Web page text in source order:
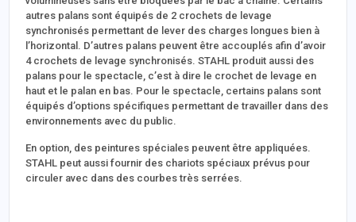
autres palans sont équipés de 2 crochets de levage
synchronisés permettant de lever des charges longues bien à
l’horizontal. D’autres palans peuvent être accouplés afin d’avoir
4 crochets de levage synchronisés. STAHL produit aussi des
palans pour le spectacle, c’est à dire le crochet de levage en
haut et le palan en bas. Pour le spectacle, certains palans sont
équipés d’options spécifiques permettant de travailler dans des
environnements avec du public.
En option, des peintures spéciales peuvent être appliquées.
STAHL peut aussi fournir des chariots spéciaux prévus pour
circuler avec dans des courbes très serrées.